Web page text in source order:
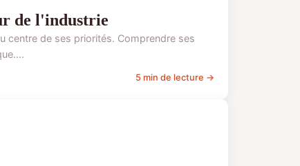
de l'industrie
centre de ses priorités. Comprendre ses
5 min de lecture →